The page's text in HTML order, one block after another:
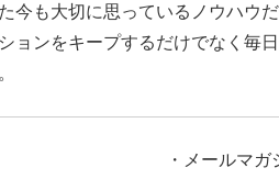
今も大切に思っているノウハウ
ョンをキープするだけでなく毎
・メールマ